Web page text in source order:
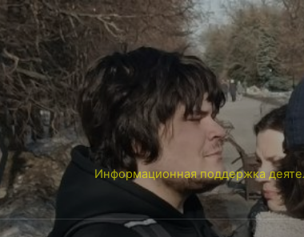
Информационная поддержка